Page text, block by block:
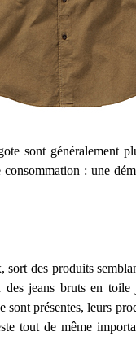
sont généralement
: une
des produits
jeans bruts en
sont présentes, leurs
tout de même